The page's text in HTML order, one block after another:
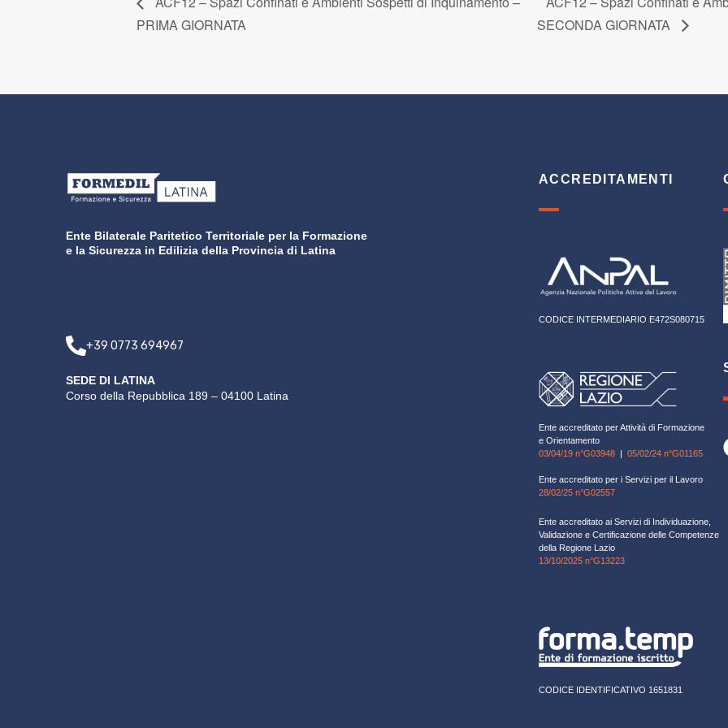
PRIMA GIORNATA
SECONDA GIORNATA
Ente Bilaterale Paritetico Territoriale per la Formazione
e la Sicurezza in Edilizia della Provincia di Latina
+39 0773 694967
SEDE DI LATINA
Corso della Repubblica 189 – 04100 Latina
ACCREDITAMENTI
CODICE INTERMEDIARIO E472S080715
Ente accreditato per Attività di Formazione
e Orientamento
03/04/19 n°G03948
05/02/24 n°G01165
Ente accreditato per i Servizi per il Lavoro
28/02/25 n°G02557
Ente accreditato ai Servizi di Individuazione,
Validazione e Certificazione delle Competenze
della Regione Lazio
13/10/2025 n°G13223
CODICE IDENTIFICATIVO 1651831